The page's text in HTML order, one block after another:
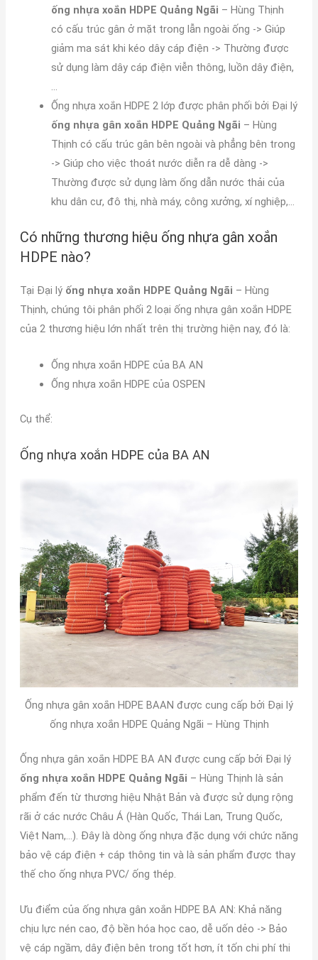
ống nhựa xoắn HDPE Quảng Ngãi – Hùng Thịnh
có cấu trúc gân ở mặt trong lẫn ngoài ống -> Giúp
giảm ma sát khi kéo dây cáp điện -> Thường được
sử dụng làm dây cáp điện viễn thông, luồn dây điện,
…
Ống nhựa xoắn HDPE 2 lớp được phân phối bởi Đại lý
ống nhựa gân xoắn HDPE Quảng Ngãi – Hùng
Thịnh có cấu trúc gân bên ngoài và phẳng bên trong
-> Giúp cho việc thoát nước diễn ra dễ dàng ->
Thường được sử dụng làm ống dẫn nước thải của
khu dân cư, đô thị, nhà máy, công xưởng, xí nghiệp,…
Có những thương hiệu ống nhựa gân xoắn
HDPE nào?
Tại Đại lý ống nhựa xoắn HDPE Quảng Ngãi – Hùng
Thịnh, chúng tôi phân phối 2 loại ống nhựa gân xoắn HDPE
của 2 thương hiệu lớn nhất trên thị trường hiện nay, đó là:
Ống nhựa xoắn HDPE của BA AN
Ống nhựa xoắn HDPE của OSPEN
Cụ thể:
Ống nhựa xoắn HDPE của BA AN
Ống nhựa gân xoắn HDPE BAAN được cung cấp bởi Đại lý
ống nhựa xoắn HDPE Quảng Ngãi – Hùng Thịnh
Ống nhựa gân xoắn HDPE BA AN được cung cấp bởi Đại lý
ống nhựa xoắn HDPE Quảng Ngãi – Hùng Thịnh là sản
phẩm đến từ thương hiệu Nhật Bản và được sử dụng rộng
rãi ở các nước Châu Á (Hàn Quốc, Thái Lan, Trung Quốc,
Việt Nam,…). Đây là dòng ống nhựa đặc dụng với chức năng
bảo vệ cáp điện + cáp thông tin và là sản phẩm được thay
thế cho ống nhựa PVC/ ống thép.
Ưu điểm của ống nhựa gân xoắn HDPE BA AN: Khả năng
chịu lực nén cao, độ bền hóa học cao, dễ uốn dẻo -> Bảo
vệ cáp ngầm, dây điện bên trong tốt hơn, ít tốn chi phí thi